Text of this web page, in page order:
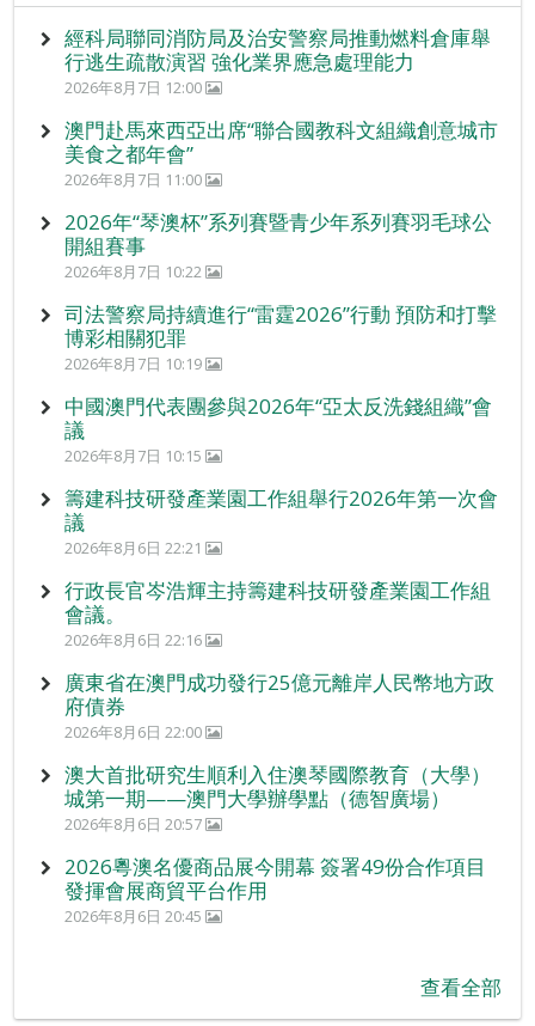
經科局聯同消防局及治安警察局推動燃料倉庫舉
行逃生疏散演習 強化業界應急處理能力
2026年8月7日 12:00
澳門赴馬來西亞出席“聯合國教科文組織創意城市
美食之都年會”
2026年8月7日 11:00
2026年“琴澳杯”系列賽暨青少年系列賽羽毛球公
開組賽事
2026年8月7日 10:22
司法警察局持續進行“雷霆2026”行動 預防和打擊
博彩相關犯罪
2026年8月7日 10:19
中國澳門代表團參與2026年“亞太反洗錢組織”會
議
2026年8月7日 10:15
籌建科技研發產業園工作組舉行2026年第一次會
議
2026年8月6日 22:21
行政長官岑浩輝主持籌建科技研發產業園工作組
會議。
2026年8月6日 22:16
廣東省在澳門成功發行25億元離岸人民幣地方政
府債券
2026年8月6日 22:00
澳大首批研究生順利入住澳琴國際教育（大學）
城第一期——澳門大學辦學點（德智廣場）
2026年8月6日 20:57
2026粵澳名優商品展今開幕 簽署49份合作項目
發揮會展商貿平台作用
2026年8月6日 20:45
查看全部